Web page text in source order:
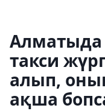
Алматыда
такси
алып,
ақша